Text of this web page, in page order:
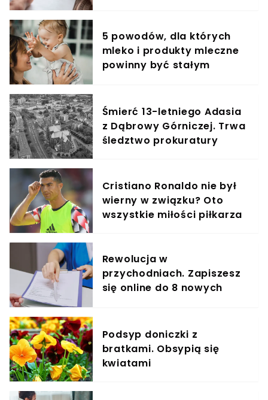
5 powodów, dla których
mleko i produkty mleczne
powinny być stałym
Śmierć 13-letniego Adasia
z Dąbrowy Górniczej. Trwa
śledztwo prokuratury
Cristiano Ronaldo nie był
wierny w związku? Oto
wszystkie miłości piłkarza
Rewolucja w
przychodniach. Zapiszesz
się online do 8 nowych
Podsyp doniczki z
bratkami. Obsypią się
kwiatami